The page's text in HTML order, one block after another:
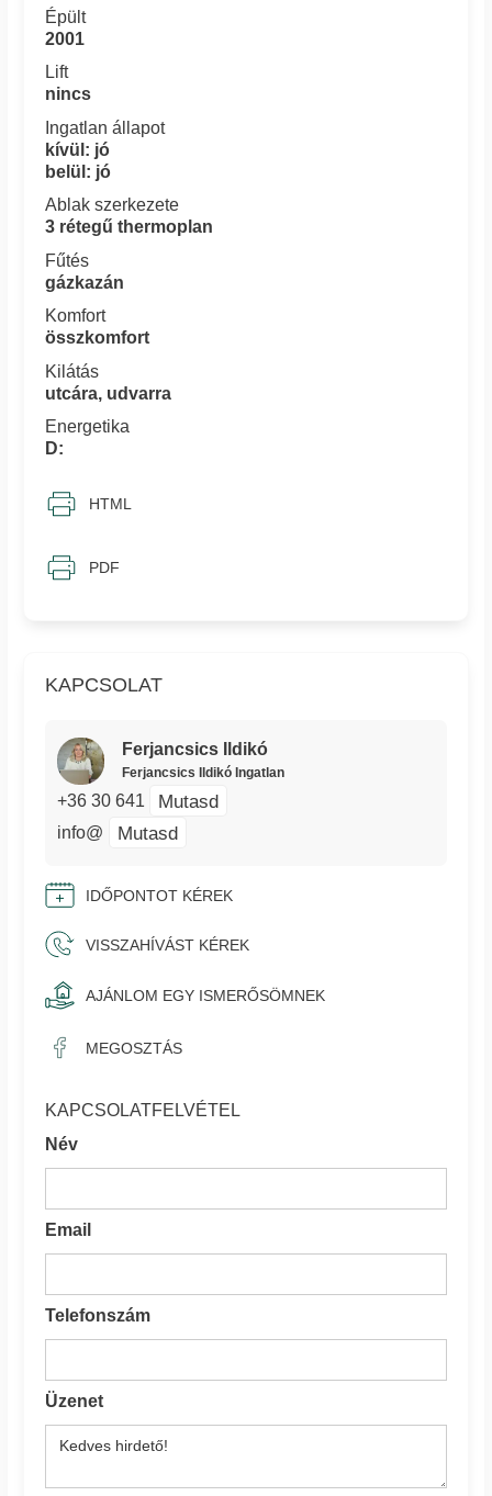
KAPCSOLAT
Ferjancsics Ildikó
Ferjancsics Ildikó Ingatlan
+36 30 641 Mutasd
info@ Mutasd
IDŐPONTOT KÉREK
VISSZAHÍVÁST KÉREK
AJÁNLOM EGY ISMERŐSÖMNEK
MEGOSZTÁS
KAPCSOLATFELVÉTEL
Név
Email
Telefonszám
Üzenet
Épült
2001
Lift
nincs
Ingatlan állapot
kívül: jó
belül: jó
Ablak szerkezete
3 rétegű thermoplan
Fűtés
gázkazán
Komfort
összkomfort
Kilátás
utcára, udvarra
Energetika
D:
HTML
PDF